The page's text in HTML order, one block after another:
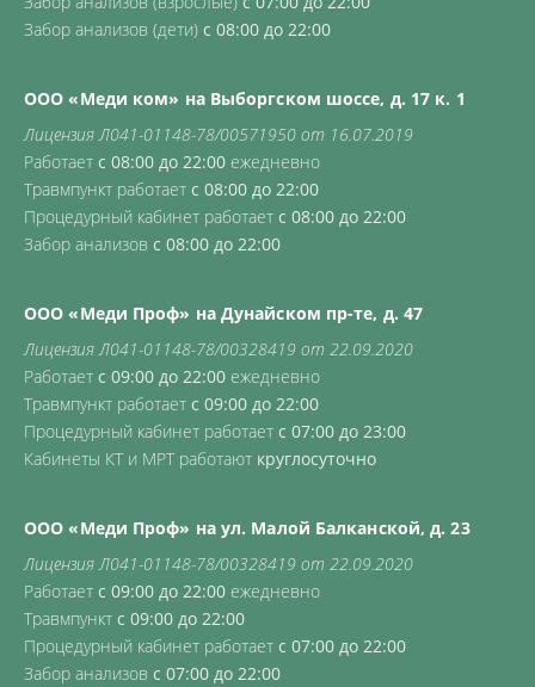
Забор анализов (дети) с 08:00 до 22:00
ООО «Меди ком» на Выборгском шоссе, д. 17 к. 1
Лицензия Л041-01148-78/00571950 от 16.07.2019
Работает с 08:00 до 22:00 ежедневно
Травмпункт работает с 08:00 до 22:00
Процедурный кабинет работает с 08:00 до 22:00
Забор анализов с 08:00 до 22:00
ООО «Меди Проф» на Дунайском пр-те, д. 47
Лицензия Л041-01148-78/00328419 от 22.09.2020
Работает с 09:00 до 22:00 ежедневно
Травмпункт работает с 09:00 до 22:00
Процедурный кабинет работает с 07:00 до 23:00
Кабинеты КТ и МРТ работают круглосуточно
ООО «Меди Проф» на ул. Малой Балканской, д. 23
Лицензия Л041-01148-78/00328419 от 22.09.2020
Работает с 09:00 до 22:00 ежедневно
Травмпункт с 09:00 до 22:00
Процедурный кабинет работает с 07:00 до 22:00
Забор анализов с 07:00 до 22:00